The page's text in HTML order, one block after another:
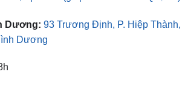
Dương: 93 Trương Định, P. Hiệp Thành,
Dương